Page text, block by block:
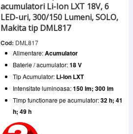
acumulatori Li-Ion LXT 18V, 6
LED-uri, 300/150 Lumeni, SOLO,
Makita tip DML817
Cod: DML817
Alimentare:Acumulator
Baterie / acumulator:18 V
Tip Acumulator: Li-Ion LXT
Intensitate luminoasa:150 lm; 300 lm
Timp functionare pe acumulator:32 h; 41
h; 49 h